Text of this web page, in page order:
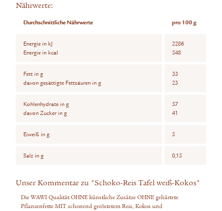
Nährwerte:
Durchschnittliche Nährwerte pro 100 g
Energie in kJ
Energie in kcal
2286
548
Fett in g
davon gesättigte Fettsäuren in g
33
23
Kohlenhydrate in g
davon Zucker in g
57
41
Eiweiß in g 5
Salz in g 0,15
Unser Kommentar zu "Schoko-Reis Tafel weiß-Kokos"
Die WAWI Qualität OHNE künstliche Zusätze OHNE gehärtete
Pflanzenfette MIT schonend geröstetem Reis, Kokos und